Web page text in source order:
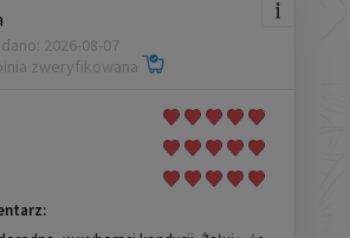
2026-08-07
zweryfikowana